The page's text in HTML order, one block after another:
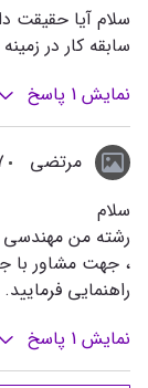
سلام آیا حقیقت
سابقه کار در
نمایش 1 پاسخ
مرتضی
سلام
رشته من مهندسی
، جهت مشاور با
راهنمایی فرمایید.
نمایش 1 پاسخ